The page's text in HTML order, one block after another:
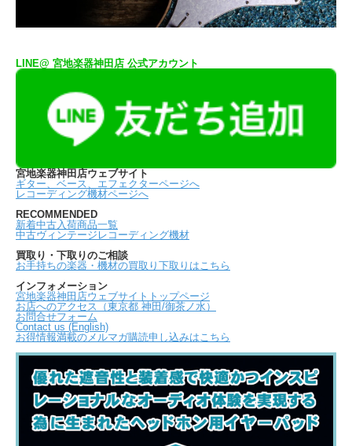
LINE@ 宮地楽器神田店 公式アカウント
宮地楽器神田店ウェブサイト
ギター、ベース、エフェクターページへ
レコーディング機材ページへ
RECOMMENDED
新着中古入荷商品一覧
中古ヴィンテージレコーディング機材
買取り・下取りのご相談
お手持ちの楽器・機材の買取り下取りはこちら
インフォメーション
宮地楽器神田店ウェブサイトトップページ
お店へのアクセス（東京都 神田/御茶ノ水）
お問合せフォーム
Contact us (English)
お得情報満載のメルマガ購読申し込みはこちら